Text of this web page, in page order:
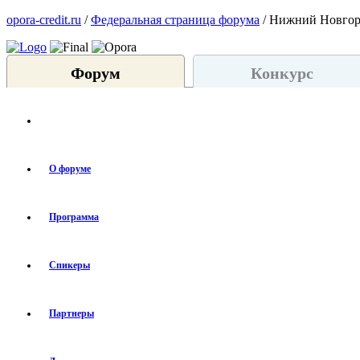
opora-credit.ru /Федеральная страница форума / Нижний
Форум Конкурс
О форуме
Программа
Спикеры
Партнеры